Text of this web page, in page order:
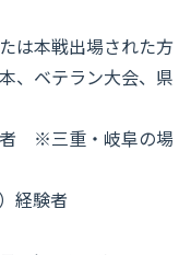
は本戦出場された方
、ベテラン大会、県
者 ※三重・岐阜の場
経験者